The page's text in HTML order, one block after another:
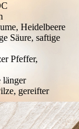
Heidelbeere
Säure, saftige
Pfeffer,
länger
gereifter